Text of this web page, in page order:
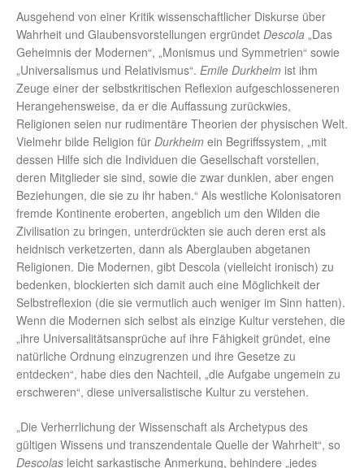
Ausgehend von einer Kritik wissenschaftlicher Diskurse über
Wahrheit und Glaubensvorstellungen ergründet Descola „Das
Geheimnis der Modernen“, „Monismus und Symmetrien“ sowie
„Universalismus und Relativismus“. Emile Durkheim ist ihm
Zeuge einer der selbstkritischen Reflexion aufgeschlosseneren
Herangehensweise, da er die Auffassung zurückwies,
Religionen seien nur rudimentäre Theorien der physischen Welt.
Vielmehr bilde Religion für Durkheim ein Begriffssystem, „mit
dessen Hilfe sich die Individuen die Gesellschaft vorstellen,
deren Mitglieder sie sind, sowie die zwar dunklen, aber engen
Beziehungen, die sie zu ihr haben.“ Als westliche Kolonisatoren
fremde Kontinente eroberten, angeblich um den Wilden die
Zivilisation zu bringen, unterdrückten sie auch deren erst als
heidnisch verketzerten, dann als Aberglauben abgetanen
Religionen. Die Modernen, gibt Descola (vielleicht ironisch) zu
bedenken, blockierten sich damit auch eine Möglichkeit der
Selbstreflexion (die sie vermutlich auch weniger im Sinn hatten).
Wenn die Modernen sich selbst als einzige Kultur verstehen, die
„ihre Universalitätsansprüche auf ihre Fähigkeit gründet, eine
natürliche Ordnung einzugrenzen und ihre Gesetze zu
entdecken“, habe dies den Nachteil, „die Aufgabe ungemein zu
erschweren“, diese universalistische Kultur zu verstehen.
„Die Verherrlichung der Wissenschaft als Archetypus des
gültigen Wissens und transzendentale Quelle der Wahrheit“, so
Descolas leicht sarkastische Anmerkung, behindere „jedes